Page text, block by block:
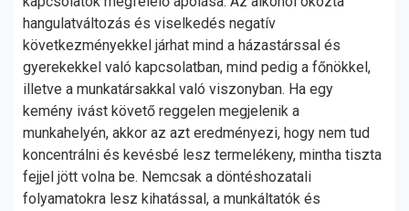
hangulatváltozás és viselkedés negatív
következményekkel járhat mind a házastárssal és
gyerekekkel való kapcsolatban, mind pedig a főnökkel,
illetve a munkatársakkal való viszonyban. Ha egy
kemény ivást követő reggelen megjelenik a
munkahelyén, akkor az azt eredményezi, hogy nem tud
koncentrálni és kevésbé lesz termelékeny, mintha tiszta
fejjel jött volna be. Nemcsak a döntéshozatali
folyamatokra lesz kihatással, a munkáltatók és